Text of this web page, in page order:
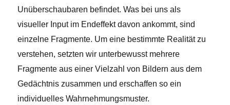
Unüberschaubaren befindet.Was bei uns als
visueller Input im Endeffekt davon ankommt, sind
einzelne Fragmente. Um eine bestimmte Realität zu
verstehen, setzten wir unterbewusst mehrere
Fragmente aus einer Vielzahl von Bildern aus dem
Gedächtnis zusammen und erschaffen so ein
individuelles Wahrnehmungsmuster.